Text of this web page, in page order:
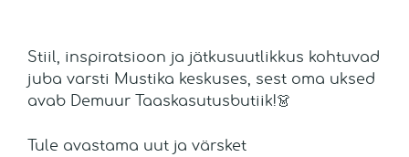
Stiil, inspiratsioon ja jätkusuutlikkus kohtuvad
juba varsti Mustika keskuses, sest oma uksed
avab Demuur Taaskasutusbutiik!👗
Tule avastama uut ja värsket